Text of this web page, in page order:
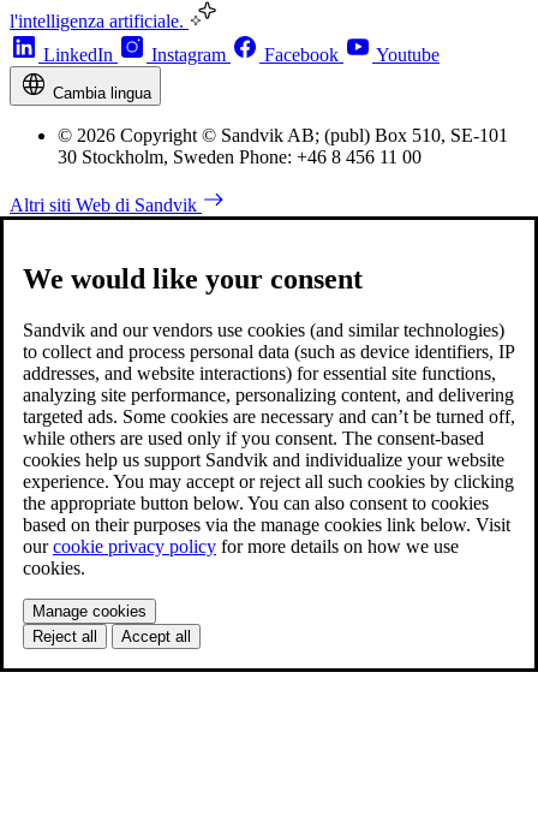
l'intelligenza artificiale.
LinkedIn
Instagram Facebook Youtube
Cambia lingua
© 2026 Copyright © Sandvik AB; (publ) Box 510, SE-101
30 Stockholm, Sweden Phone: +46 8 456 11 00
Altri siti Web di Sandvik
We would like your consent
Sandvik and our vendors use cookies (and similar technologies)
to collect and process personal data (such as device identifiers, IP
addresses, and website interactions) for essential site functions,
analyzing site performance, personalizing content, and delivering
targeted ads. Some cookies are necessary and can’t be turned off,
while others are used only if you consent. The consent-based
cookies help us support Sandvik and individualize your website
experience. You may accept or reject all such cookies by clicking
the appropriate button below. You can also consent to cookies
based on their purposes via the manage cookies link below. Visit
ourcookie privacy policy for more details on how we use
cookies.
Manage cookies
Reject all
Accept all